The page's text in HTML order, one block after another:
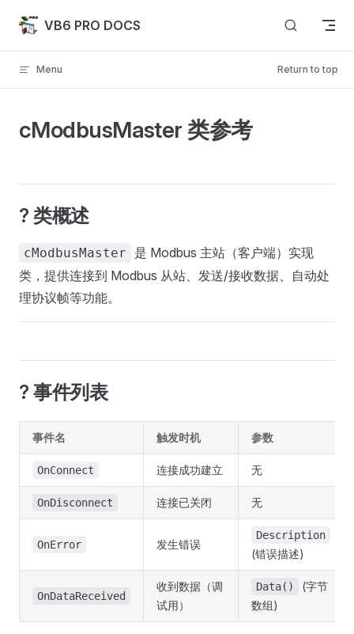
Skip to content
VB6 PRO DOCS
Menu Return to top
cModbusMaster 类参考
? 类概述
cModbusMaster
是 Modbus 主站（客户端）实现
类，提供连接到 Modbus 从站、发送/接收数据、自动处
理协议帧等功能。
? 事件列表
事件名 触发时机 参数
OnConnect 连接成功建立 无
OnDisconnect 连接已关闭 无
OnError 发生错误
Description
(错误描述)
OnDataReceived
收到数据（调
试用）
Data()
(字节
数组)